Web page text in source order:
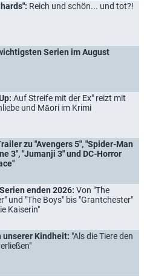
Reich und schön... und tot?!
Serien im August
Auf Streife mit der Ex" reizt mit
und Māori im Krimi
zu "Avengers 5", "Spider-Man
3", "Jumanji 3" und DC-Horror
enden 2026: Von "The
und "The Boys" bis "Grantchester"
Kaiserin"
unserer Kindheit: "Als die Tiere den